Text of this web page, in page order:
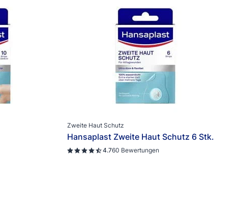
Zweite Haut Schutz
Hansaplast Zweite Haut Schutz 6 Stk.
4.760 Bewertungen